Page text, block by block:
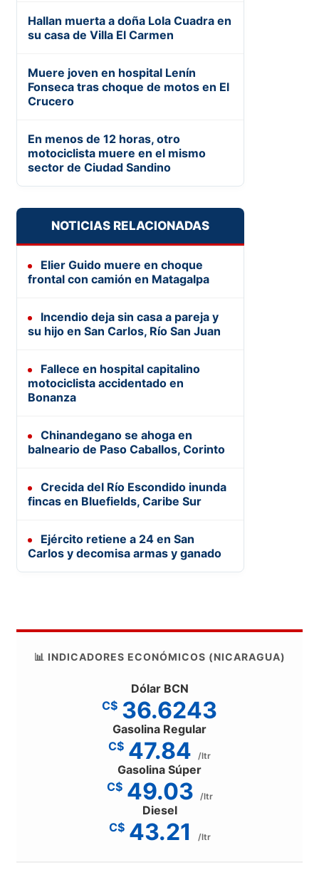
Hallan muerta a doña Lola Cuadra en
su casa de Villa El Carmen
Muere joven en hospital Lenín
Fonseca tras choque de motos en El
Crucero
En menos de 12 horas, otro
motociclista muere en el mismo
sector de Ciudad Sandino
NOTICIAS RELACIONADAS
Elier Guido muere en choque
frontal con camión en Matagalpa
Incendio deja sin casa a pareja y
su hijo en San Carlos, Río San Juan
Fallece en hospital capitalino
motociclista accidentado en
Bonanza
Chinandegano se ahoga en
balneario de Paso Caballos, Corinto
Crecida del Río Escondido inunda
fincas en Bluefields, Caribe Sur
Ejército retiene a 24 en San
Carlos y decomisa armas y ganado
📊 INDICADORES ECONÓMICOS (NICARAGUA)
Dólar BCN
C$ 36.6243
Gasolina Regular
C$ 47.84 /ltr
Gasolina Súper
C$ 49.03 /ltr
Diesel
C$ 43.21 /ltr